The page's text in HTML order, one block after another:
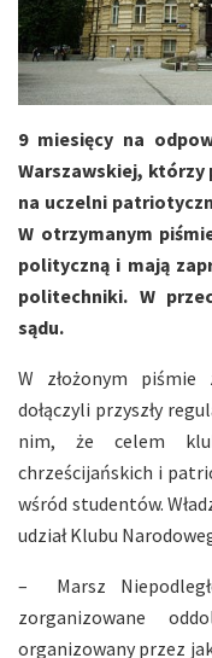
9 miesięcy na
Warszawskiej, którzy
na uczelni
W otrzymanym
polityczną i mają
politechniki. W
sądu.
W złożonym piśmie
dołączyli przyszły
nim, że celem
chrześcijańskich i
wśród studentów.
udział Klubu
– Marsz
zorganizowane
organizowany przez